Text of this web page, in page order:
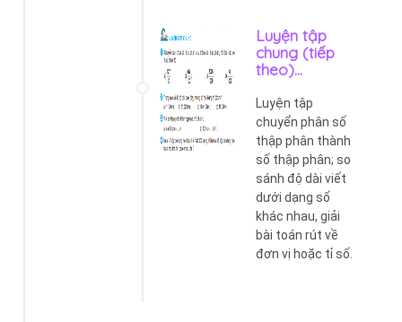
Luyện tập
chung (tiếp
theo)...
Luyện tập
chuyển phân số
thập phân thành
số thập phân; so
sánh độ dài viết
dưới dạng số
khác nhau, giải
bài toán rút về
đơn vị hoặc tỉ số.